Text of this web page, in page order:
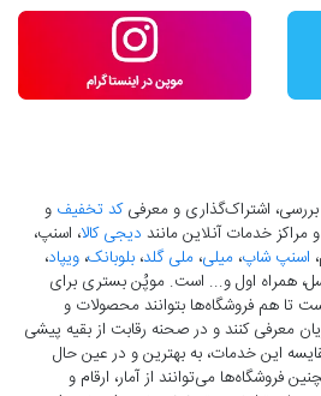
بررسی، اشتراک‌گذاری و معرفیکد تخفیف و
خدمات آنلاین مانند دیجی کالا، اسنپ،
اسنپ شاپ، میلی، ملی گلد، بلوبانک، ویپاد،
همراه اول و... است. موپُن بستری برای
تا هم فروشگاه‌ها بتوانند محصولات و
معرفی کنند و در صحنه رقابت از بقیه پیشی
این خدمات، به بهترین و در عین حال
فروشگاه‌ها می‌توانند از آمار، ارقام و